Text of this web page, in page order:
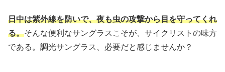
日中は紫外線を防いで、夜も虫の攻撃から目を守ってくれ
る。そんな便利なサングラスこそが、サイクリストの味方
である。調光サングラス、必要だと感じませんか？